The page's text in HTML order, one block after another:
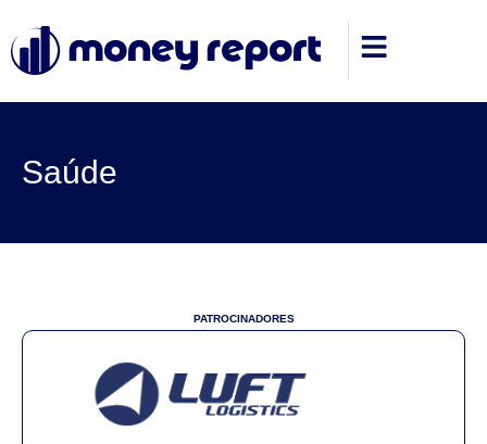
Saúde
PATROCINADORES